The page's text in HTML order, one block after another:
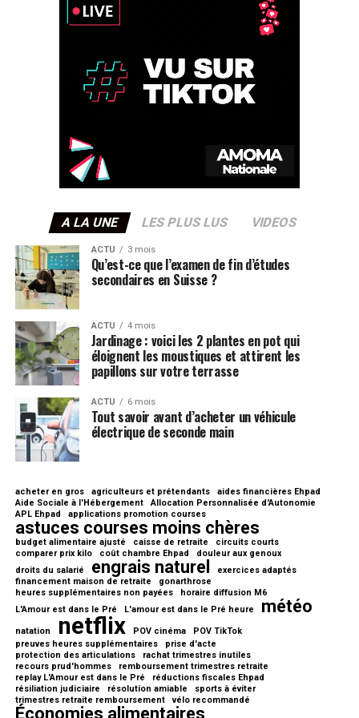
A LA UNE LES PLUS LUS VIDEOS
ACTU 3 mois
Qu’est-ce que l’examen de fin d’études
secondaires en Suisse ?
ACTU 4 mois
Jardinage : voici les 2 plantes en pot qui
éloignent les moustiques et attirent les
papillons sur votre terrasse
ACTU 6 mois
Tout savoir avant d’acheter un véhicule
électrique de seconde main
acheter en gros agriculteurs et prétendants
aides financières Ehpad
Aide Sociale à l'Hébergement
Allocation Personnalisée d'Autonomie
APL Ehpad
applications promotion courses
astuces courses moins chères
budget alimentaire ajusté caisse de retraite
circuits courts
comparer prix kilo
coût chambre Ehpad
douleur aux genoux
droits du salarié
engrais naturel
exercices adaptés
financement maison de retraite
gonarthrose
heures supplémentaires non payées
horaire diffusion M6
L'Amour est dans le Pré
L'amour est dans le Pré heure météo
natation netflix POV cinéma
POV TikTok
preuves heures supplémentaires
prise d'acte
protection des articulations
rachat trimestres inutiles
recours prud'hommes
remboursement trimestres retraite
replay L'Amour est dans le Pré
réductions fiscales Ehpad
résiliation judiciaire
résolution amiable
sports à éviter
trimestres retraite remboursement
vélo recommandé
Économies alimentaires